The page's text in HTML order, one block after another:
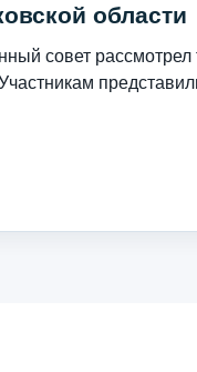
области
совет рассмотрел